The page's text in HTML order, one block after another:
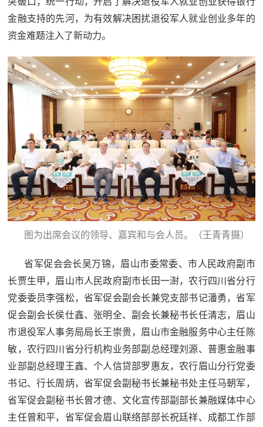
法
防
知
国
防
识
全
国
防
全
民
国
防
子
弟
兵
弟
兵
国
动
员
人
民
防
金融支持的先河， 为有效解决困扰退役军人就业创业多年的
资金难题注入了新动力。
图为出席会议的领导、嘉宾和与会人员。（王青青摄）
省军促会会长吴万锦，眉山市委常委、市人民政府副市
长贾生甲，眉山市人民政府副市长田一澍，农行四川省分行
党委委员李强松，省军促会副会长兼党支部书记潘勇，省军
促会副会长侯仕鑫、张明全、副 会长兼秘书长任清志，眉山
市退役军人事务局局长王崇贵，眉山市金融服务中心主任陈
敏，农行四川省分行机构业务部副总经理刘源、普惠金融事
业部副总经理王鑫、个人信贷部罗惠友，农行眉山分行党委
书记、行长周炳，省军促会副秘书长兼秘书处主任马朝军，
省军促会副秘书长曾才德、文化宣传部副部长兼融媒体中心
主任曾和平，省军促会眉山联络部部长祝廷祥、成都工作部